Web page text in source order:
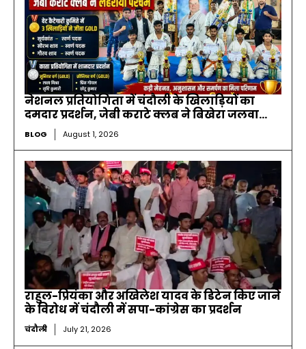
नेशनल प्रतियोगिता में चंदौली के खिलाड़ियों का
दमदार प्रदर्शन, जेबी कराटे क्लब ने बिखेरा जलवा…
BLOG August 1, 2026
राहुल-प्रियंका और अखिलेश यादव के डिटेन किए जाने
के विरोध में चंदौली में सपा-कांग्रेस का प्रदर्शन
चंदौली July 21, 2026